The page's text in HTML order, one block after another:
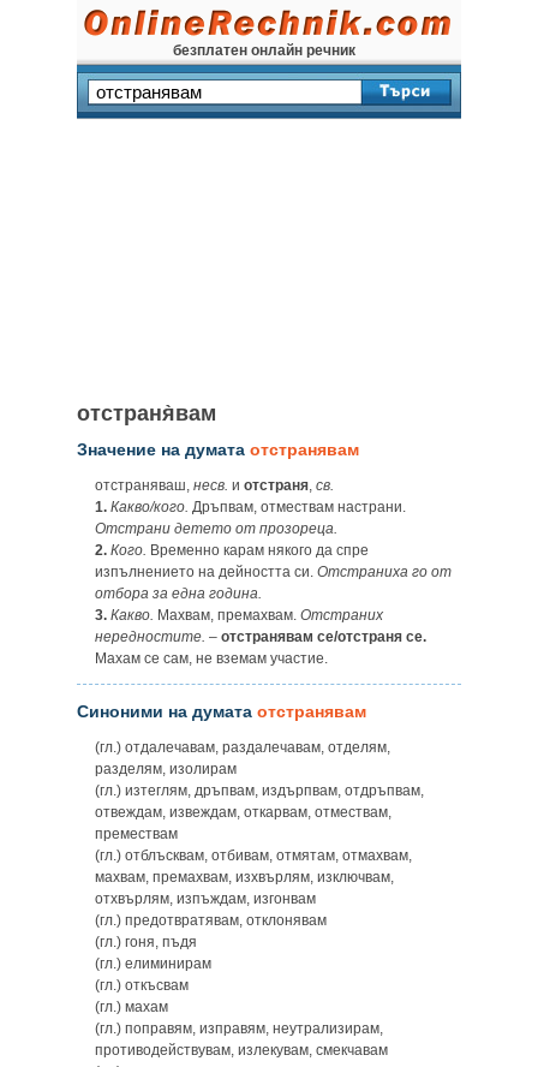
безплатен онлайн речник
отстраня̀вам
Значение на думата отстранявам
отстраняваш, несв. и отстраня, св.
1. Какво/кого. Дръпвам, отмествам настрани.
Отстрани детето от прозореца.
2. Кого. Временно карам някого да спре
изпълнението на дейността си. Отстраниха го от
отбора за една година.
3. Какво. Махвам, премахвам. Отстраних
нередностите. – отстранявам се/отстраня се.
Махам се сам, не вземам участие.
Синоними на думата отстранявам
(гл.) отдалечавам, раздалечавам, отделям,
разделям, изолирам
(гл.) изтеглям, дръпвам, издърпвам, отдръпвам,
отвеждам, извеждам, откарвам, отмествам,
премествам
(гл.) отблъсквам, отбивам, отмятам, отмахвам,
махвам, премахвам, изхвърлям, изключвам,
отхвърлям, изпъждам, изгонвам
(гл.) предотвратявам, отклонявам
(гл.) гоня, пъдя
(гл.) елиминирам
(гл.) откъсвам
(гл.) махам
(гл.) поправям, изправям, неутрализирам,
противодействувам, излекувам, смекчавам